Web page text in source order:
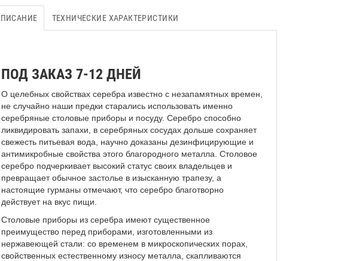
ТЕХНИЧЕСКИЕ ХАРАКТЕРИСТИКИ
ПОД ЗАКАЗ 7-12 ДНЕЙ
О целебных свойствах серебра известно с незапамятных времен,
не случайно наши предки старались использовать именно
серебряные столовые приборы и посуду. Серебро способно
ликвидировать запахи, в серебряных сосудах дольше сохраняет
свежесть питьевая вода, научно доказаны дезинфицирующие и
антимикробные свойства этого благородного металла. Столовое
серебро подчеркивает высокий статус своих владельцев и
превращает обычное застолье в изысканную трапезу, а
настоящие гурманы отмечают, что серебро благотворно
действует на вкус пищи.
Столовые приборы из серебра имеют существенное
преимущество перед приборами, изготовленными из
нержавеющей стали: со временем в микроскопических порах,
свойственных естественному износу металла, скапливаются